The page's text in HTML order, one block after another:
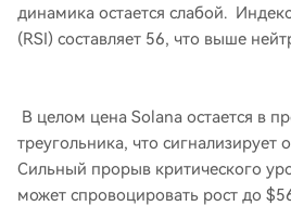
динамика остается слабой.
(RSI) составляет 56, что выше
В целом цена Solana остается в
треугольника, что
Сильный прорыв критического
может спровоцировать рост до